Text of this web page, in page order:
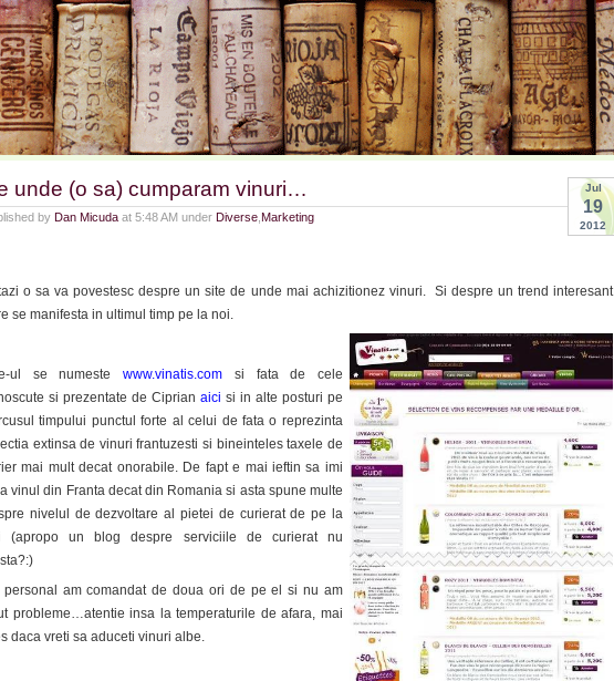
Jul
19
2012
unde (o sa) cumparam vinuri…
by Dan Micuda at 5:48 AM under Diverse Marketing
o sa va povestesc despre un site de unde mai achizitionez vinuri. Si despre un trend interesant
se manifesta in ultimul timp pe la noi.
ul se numestewww.vinatis.com si fata de cele
si prezentate de Ciprian aici si in alte posturi pe
timpului punctul forte al celui de fata o reprezinta
extinsa de vinuri frantuzesti si bineinteles taxele de
mai mult decat onorabile. De fapt e mai ieftin sa imi
vinul din Franta decat din Romania si asta spune multe
nivelul de dezvoltare al pietei de curierat de pe la
(apropo un blog despre serviciile de curierat nu
personal am comandat de doua ori de pe el si nu am
probleme…atentie insa la temperaturile de afara, mai
daca vreti sa aduceti vinuri albe.